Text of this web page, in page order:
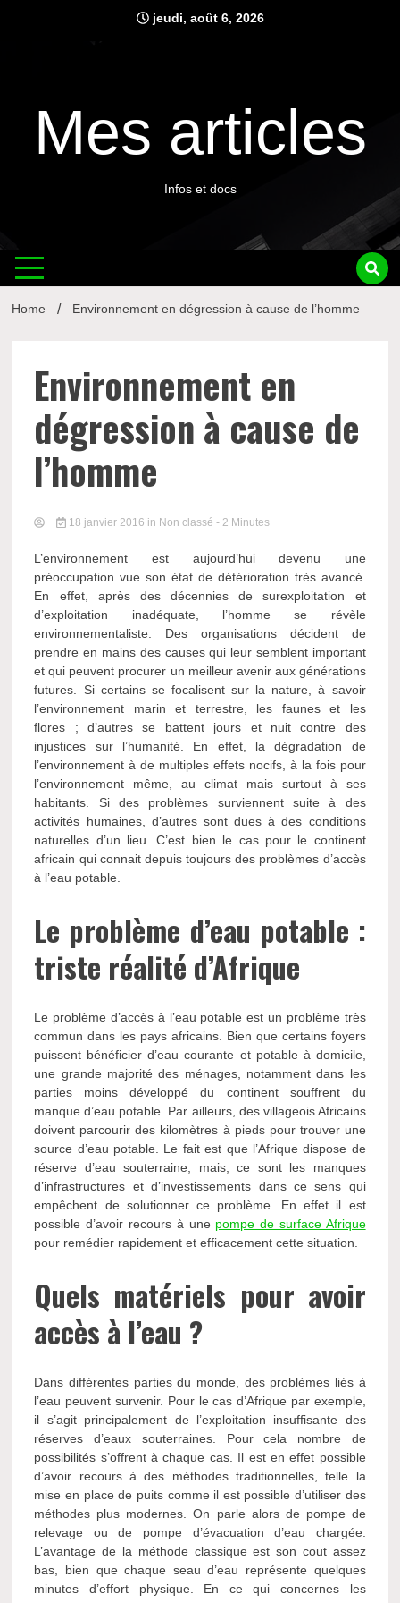
jeudi, août 6, 2026
Mes articles
Infos et docs
Home Environnement en dégression à cause de l’homme
Environnement en
dégression à cause de
l’homme
18 janvier 2016 in Non classé - 2 Minutes
L’environnement est aujourd’hui devenu une
préoccupation vue son état de détérioration très avancé.
En effet, après des décennies de surexploitation et
d’exploitation inadéquate, l’homme se révèle
environnementaliste. Des organisations décident de
prendre en mains des causes qui leur semblent important
et qui peuvent procurer un meilleur avenir aux générations
futures. Si certains se focalisent sur la nature, à savoir
l’environnement marin et terrestre, les faunes et les
flores ; d’autres se battent jours et nuit contre des
injustices sur l’humanité. En effet, la dégradation de
l’environnement à de multiples effets nocifs, à la fois pour
l’environnement même, au climat mais surtout à ses
habitants. Si des problèmes surviennent suite à des
activités humaines, d’autres sont dues à des conditions
naturelles d’un lieu. C’est bien le cas pour le continent
africain qui connait depuis toujours des problèmes d’accès
à l’eau potable.
Le problème d’eau potable :
triste réalité d’Afrique
Le problème d’accès à l’eau potable est un problème très
commun dans les pays africains. Bien que certains foyers
puissent bénéficier d’eau courante et potable à domicile,
une grande majorité des ménages, notamment dans les
parties moins développé du continent souffrent du
manque d’eau potable. Par ailleurs, des villageois Africains
doivent parcourir des kilomètres à pieds pour trouver une
source d’eau potable. Le fait est que l’Afrique dispose de
réserve d’eau souterraine, mais, ce sont les manques
d’infrastructures et d’investissements dans ce sens qui
empêchent de solutionner ce problème. En effet il est
possible d’avoir recours à une pompe de surface Afrique
pour remédier rapidement et efficacement cette situation.
Quels matériels pour avoir
accès à l’eau ?
Dans différentes parties du monde, des problèmes liés à
l’eau peuvent survenir. Pour le cas d’Afrique par exemple,
il s’agit principalement de l’exploitation insuffisante des
réserves d’eaux souterraines. Pour cela nombre de
possibilités s’offrent à chaque cas. Il est en effet possible
d’avoir recours à des méthodes traditionnelles, telle la
mise en place de puits comme il est possible d’utiliser des
méthodes plus modernes. On parle alors de pompe de
relevage ou de pompe d’évacuation d’eau chargée.
L’avantage de la méthode classique est son cout assez
bas, bien que chaque seau d’eau représente quelques
minutes d’effort physique. En ce qui concernes les